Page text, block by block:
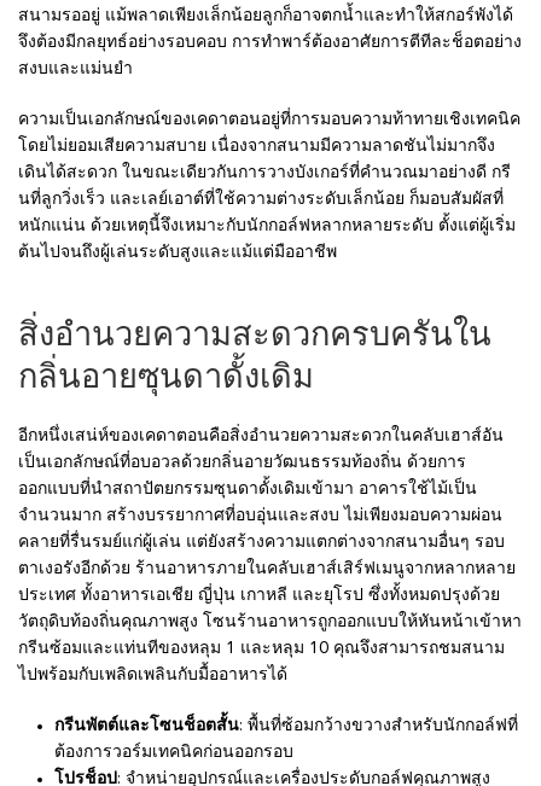
สนามรออยู่ แม้พลาดเพียงเล็กน้อยลูกก็อาจตกน้ำและทำให้สกอร์พังได้
จึงต้องมีกลยุทธ์อย่างรอบคอบ การทำพาร์ต้องอาศัยการตีทีละช็อตอย่าง
สงบและแม่นยำ
ความเป็นเอกลักษณ์ของเคดาตอนอยู่ที่การมอบความท้าทายเชิงเทคนิค
โดยไม่ยอมเสียความสบาย เนื่องจากสนามมีความลาดชันไม่มากจึง
เดินได้สะดวก ในขณะเดียวกันการวางบังเกอร์ที่คำนวณมาอย่างดี กรี
นที่ลูกวิ่งเร็ว และเลย์เอาต์ที่ใช้ความต่างระดับเล็กน้อย ก็มอบสัมผัสที่
หนักแน่น ด้วยเหตุนี้จึงเหมาะกับนักกอล์ฟหลากหลายระดับ ตั้งแต่ผู้เริ่ม
ต้นไปจนถึงผู้เล่นระดับสูงและแม้แต่มืออาชีพ
สิ่งอำนวยความสะดวกครบครันใน
กลิ่นอายซุนดาดั้งเดิม
อีกหนึ่งเสน่ห์ของเคดาตอนคือสิ่งอำนวยความสะดวกในคลับเฮาส์อัน
เป็นเอกลักษณ์ที่อบอวลด้วยกลิ่นอายวัฒนธรรมท้องถิ่น ด้วยการ
ออกแบบที่นำสถาปัตยกรรมซุนดาดั้งเดิมเข้ามา อาคารใช้ไม้เป็น
จำนวนมาก สร้างบรรยากาศที่อบอุ่นและสงบ ไม่เพียงมอบความผ่อน
คลายที่รื่นรมย์แก่ผู้เล่น แต่ยังสร้างความแตกต่างจากสนามอื่นๆ รอบ
ตาเงอรังอีกด้วย ร้านอาหารภายในคลับเฮาส์เสิร์ฟเมนูจากหลากหลาย
ประเทศ ทั้งอาหารเอเชีย ญี่ปุ่น เกาหลี และยุโรป ซึ่งทั้งหมดปรุงด้วย
วัตถุดิบท้องถิ่นคุณภาพสูง โซนร้านอาหารถูกออกแบบให้หันหน้าเข้าหา
กรีนซ้อมและแท่นทีของหลุม 1 และหลุม 10 คุณจึงสามารถชมสนาม
ไปพร้อมกับเพลิดเพลินกับมื้ออาหารได้
กรีนพัตต์และโซนช็อตสั้น: พื้นที่ซ้อมกว้างขวางสำหรับนักกอล์ฟที่
ต้องการวอร์มเทคนิคก่อนออกรอบ
โปรช็อป : จำหน่ายอุปกรณ์และเครื่องประดับกอล์ฟคุณภาพสูง